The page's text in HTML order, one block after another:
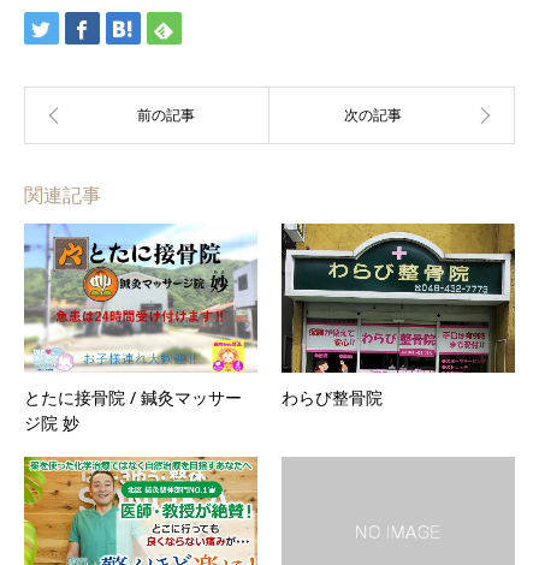
関連記事
とたに接骨院 / 鍼灸マッサー
ジ院 妙
わらび整骨院